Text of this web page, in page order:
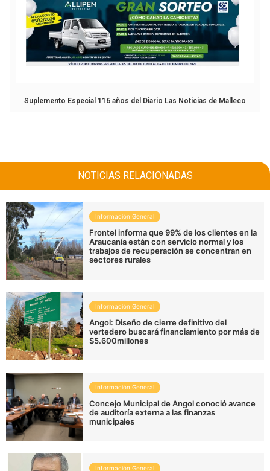
Suplemento Especial 116 años del Diario Las Noticias de Malleco
NOTICIAS RELACIONADAS
Información General
Frontel informa que 99% de los clientes en la
Araucanía están con servicio normal y los
trabajos de recuperación se concentran en
sectores rurales
Información General
Angol: Diseño de cierre definitivo del
vertedero buscará financiamiento por más de
$5.600millones
Información General
Concejo Municipal de Angol conoció avance
de auditoría externa a las finanzas
municipales
Información General